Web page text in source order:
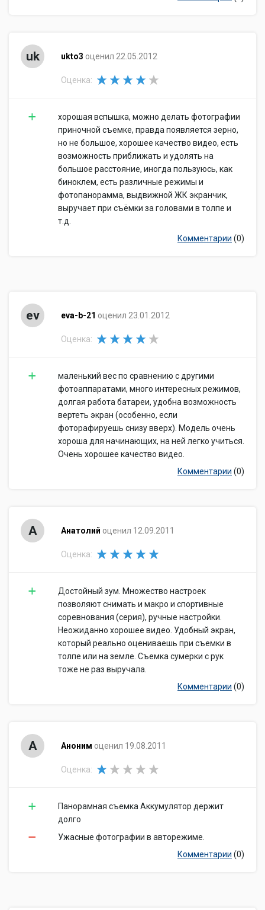
Дата начала
продаж
2009-04-01
Размеры и вес
г, с элементами питания
uk ukto3 оценил 22.05.2012
Оценка:
хорошая вспышка, можно делать фотографии
приночной съемке, правда появляется зерно,
но не большое, хорошее качество видео, есть
возможность приближать и удолять на
большое расстояние, иногда пользуюсь, как
биноклем, есть различные режимы и
фотопанорамма, выдвижной ЖК экранчик,
выручает при съёмки за головами в толпе и
т.д.
Комментарии (0)
ev eva-b-21 оценил 23.01.2012
Оценка:
маленький вес по сравнению с другими
фотоаппаратами, много интересных режимов,
долгая работа батареи, удобна возможность
вертеть экран (особенно, если
фоторафируешь снизу вверх). Модель очень
хороша для начинающих, на ней легко учиться.
Очень хорошее качество видео.
Комментарии (0)
А Анатолий оценил 12.09.2011
Оценка:
Достойный зум. Множество настроек
позволяют снимать и макро и спортивные
соревнования (серия), ручные настройки.
Неожиданно хорошее видео. Удобный экран,
который реально оцениваешь при съемки в
толпе или на земле. Съемка сумерки с рук
тоже не раз выручала.
Комментарии (0)
А Аноним оценил 19.08.2011
Оценка:
Панорамная съемка Аккумулятор держит
долго
Ужасные фотографии в авторежиме.
Комментарии (0)